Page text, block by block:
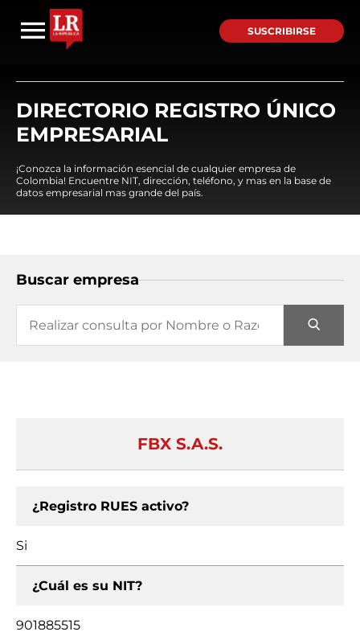
SUSCRIBIRSE
DIRECTORIO REGISTRO ÚNICO
EMPRESARIAL
¡Conozca la información esencial de cualquier empresa de
Colombia! Encuentre NIT, dirección, teléfono, y mas en la base de
datos empresarial mas grande del país.
Buscar empresa
FBX S.A.S.
¿Registro RUES activo?
Si
¿Cuál es su NIT?
901885515